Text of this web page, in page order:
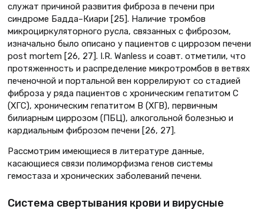
служат причиной развития фиброза в печени при
синдроме Бадда–Киари [25]. Наличие тромбов
микроциркуляторного русла, связанных с фиброзом,
изначально было описано у пациентов с циррозом печени
post mortem [26, 27]. I.R. Wanless и соавт. отметили, что
протяженность и распределение микротромбов в ветвях
печеночной и портальной вен коррелируют со стадией
фиброза у ряда пациентов с хроническим гепатитом С
(ХГС), хроническим гепатитом В (ХГВ), первичным
билиарным циррозом (ПБЦ), алкогольной болезнью и
кардиальным фиброзом печени [26, 27].
Рассмотрим имеющиеся в литературе данные,
касающиеся связи полиморфизма генов системы
гемостаза и хронических заболеваний печени.
Система свертывания крови и вирусные